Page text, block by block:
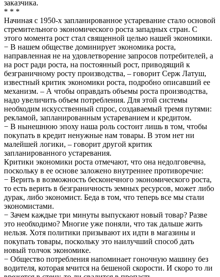
заказчика.
* * *
Начиная с 1950-х запланированное устаревание стало основой
стремительного экономического роста западных стран. С
этого момента рост стал священной целью нашей экономики.
− В нашем обществе доминирует экономика роста,
направленная не на удовлетворение запросов потребителей, а
на рост ради роста, на постоянный рост, приводящий к
безграничному росту производства, – говорит Серж Латуш,
известный критик экономики роста, подробно описавший ее
механизм. – А чтобы оправдать объемы роста производства,
надо увеличить объем потребления. Для этой системы
необходим искусственный спрос, создаваемый тремя путями:
рекламой, запланированным устареванием и кредитом.
− В нынешнюю эпоху наша роль состоит лишь в том, чтобы
покупать в кредит ненужные нам товары. В этом нет ни
малейшей логики, – говорит другой критик
запланированного устаревания.
Критики экономики роста отмечают, что она недолговечна,
поскольку в ее основе заложено внутреннее противоречие:
− Верить в возможность бесконечного экономического роста,
то есть верить в безграничность земных ресурсов, может либо
дурак, либо экономист. Беда в том, что теперь все мы стали
экономистами.
− Зачем каждые три минуты выпускают новый товар? Разве
это необходимо? Многие уже поняли, что так дальше жить
нельзя. Хотя политики призывают их идти в магазины и
покупать товары, поскольку это наилучший способ дать
новый толчок экономике.
− Общество потребления напоминает гоночную машину без
водителя, которая мчится на бешеной скорости. И скоро то ли